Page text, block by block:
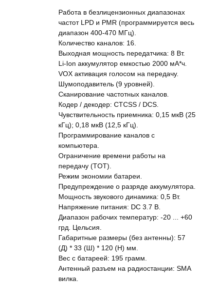
Работа в безлицензионных диапазонах
частот LPD и PMR (программируется весь
диапазон 400-470 МГц).
Количество каналов: 16.
Выходная мощность передатчика: 8 Вт.
Li-Ion аккумулятор емкостью 2000 мА*ч.
VOX активация голосом на передачу.
Шумоподавитель (9 уровней).
Сканирование частотных каналов.
Кодер / декодер: CTCSS / DCS.
Чувствительность приемника: 0,15 мкВ (25
кГц); 0,18 мкВ (12,5 кГц).
Программирование каналов с
компьютера.
Ограничение времени работы на
передачу (TOT).
Режим экономии батареи.
Предупреждение о разряде аккумулятора.
Мощность звукового динамика: 0,5 Вт.
Напряжение питания: DC 3.7 В.
Диапазон рабочих температур: -20 ... +60
грд. Цельсия.
Габаритные размеры (без антенны): 57
(Д) * 33 (Ш) * 120 (H) мм.
Вес с батареей: 195 грамм.
Антенный разъем на радиостанции: SMA
вилка.